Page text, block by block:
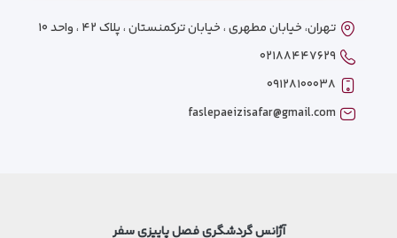
تهران، خیابان مطهری ، خیابان ترکمنستان ، پلاک ۴۲ ، واحد ۱۰
۰۲۱۸۸۴۴۷۶۲۹
۰۹۱۲۸۱۰۰۰۳۸
faslepaeizisafar@gmail.com
آژانس گردشگری فصل پاییزی سفر